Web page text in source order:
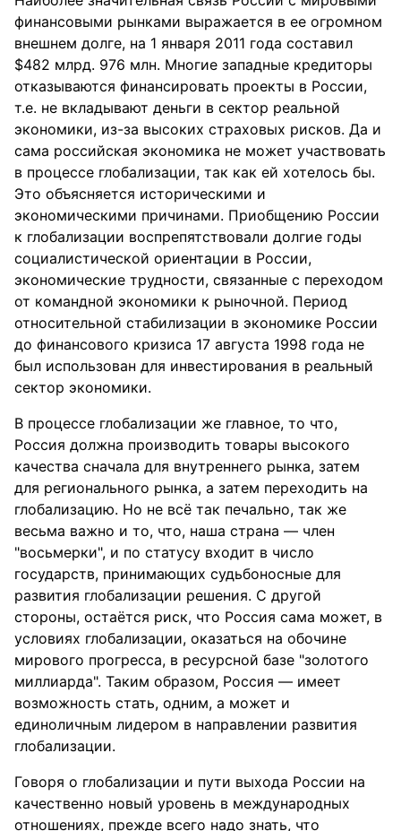
финансовыми рынками выражается в ее огромном
внешнем долге, на 1 января 2011 года составил
$482 млрд. 976 млн. Многие западные кредиторы
отказываются финансировать проекты в России,
т.е. не вкладывают деньги в сектор реальной
экономики, из-за высоких страховых рисков. Да и
сама российская экономика не может участвовать
в процессе глобализации, так как ей хотелось бы.
Это объясняется историческими и
экономическими причинами. Приобщению России
к глобализации воспрепятствовали долгие годы
социалистической ориентации в России,
экономические трудности, связанные с переходом
от командной экономики к рыночной. Период
относительной стабилизации в экономике России
до финансового кризиса 17 августа 1998 года не
был использован для инвестирования в реальный
сектор экономики.
В процессе глобализации же главное, то что,
Россия должна производить товары высокого
качества сначала для внутреннего рынка, затем
для регионального рынка, а затем переходить на
глобализацию. Но не всё так печально, так же
весьма важно и то, что, наша страна — член
"восьмерки", и по статусу входит в число
государств, принимающих судьбоносные для
развития глобализации решения. С другой
стороны, остаётся риск, что Россия сама может, в
условиях глобализации, оказаться на обочине
мирового прогресса, в ресурсной базе "золотого
миллиарда". Таким образом, Россия — имеет
возможность стать, одним, а может и
единоличным лидером в направлении развития
глобализации.
Говоря о глобализации и пути выхода России на
качественно новый уровень в международных
отношениях, прежде всего надо знать, что